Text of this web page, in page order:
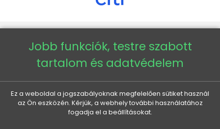
Copyright © 2026 - Veneti™
Veneti HU
Veneti CZ
Veneti DE
Jobb funkciók, testre szabott
tartalom és adatvédelem
Ez a weboldal a jogszabályoknak megfelelően sütiket használ
az Ön eszközén. Kérjük, a webhely további használatához
fogadja el a beállításokat.